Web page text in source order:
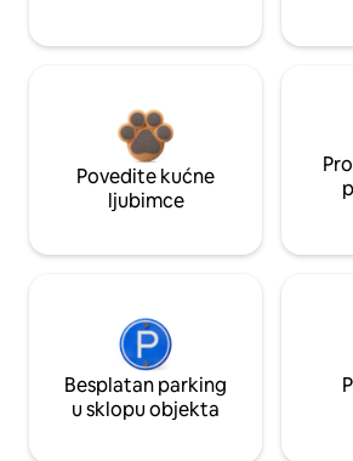
Povedite kućne
ljubimce
Besplatan parking
u sklopu objekta